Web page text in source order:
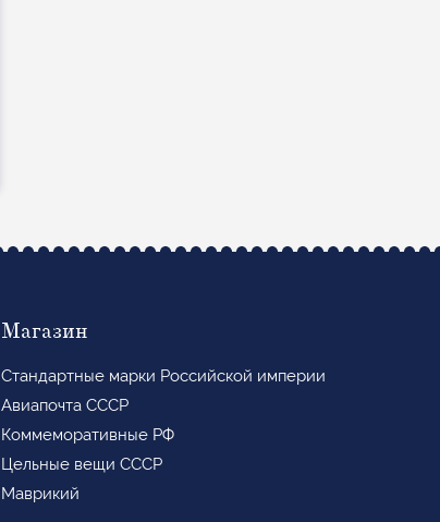
Магазин
Стандартные марки Российской империи
Авиапочта СССР
Коммеморативные РФ
Цельные вещи СССР
Маврикий